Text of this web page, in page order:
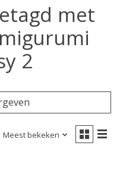
met
2
Meest bekeken